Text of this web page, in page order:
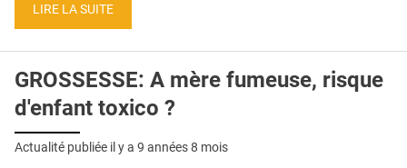
CONDITIONS GÉNÉRALES
CRÉDITS
LIRE LA SUITE
GROSSESSE: A mère fumeuse, risque
d'enfant toxico ?
Actualité publiée il y a 9 années 8 mois